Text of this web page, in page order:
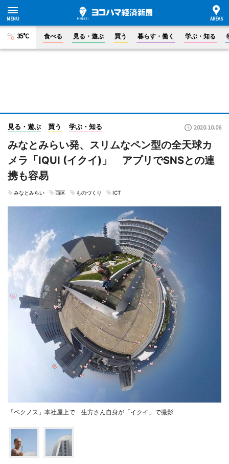
35°C 食べる 見る・遊ぶ 買う 暮らす・働く 学ぶ・知る
見る・遊ぶ 買う 学ぶ・知る 2020.10.06
みなとみらい発、スリムなペン型の全天球カ
メラ「IQUI (イクイ)」 アプリでSNSとの連
携も容易
みなとみらい 西区 ものづくり ICT
「ベクノス」本社屋上で 生方さん自身が「イクイ」で撮影